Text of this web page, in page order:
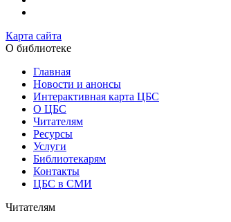
Карта сайта
О библиотеке
Главная
Новости и анонсы
Интерактивная карта ЦБС
О ЦБС
Читателям
Ресурсы
Услуги
Библиотекарям
Контакты
ЦБС в СМИ
Читателям